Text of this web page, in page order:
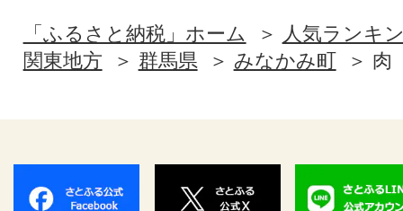
「ふるさと納税」ホーム
人気ランキ
関東地方
群馬県 みなかみ町 肉